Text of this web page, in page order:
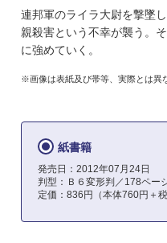
連邦軍のライラ大尉を撃墜
親殺害という不幸が襲う。
に強めていく。
※画像は表紙及び帯等、実際とは異
紙書籍
発売日：2012年07月24日
判型：Ｂ６変形判／178ペー
定価：836円（本体760円＋税